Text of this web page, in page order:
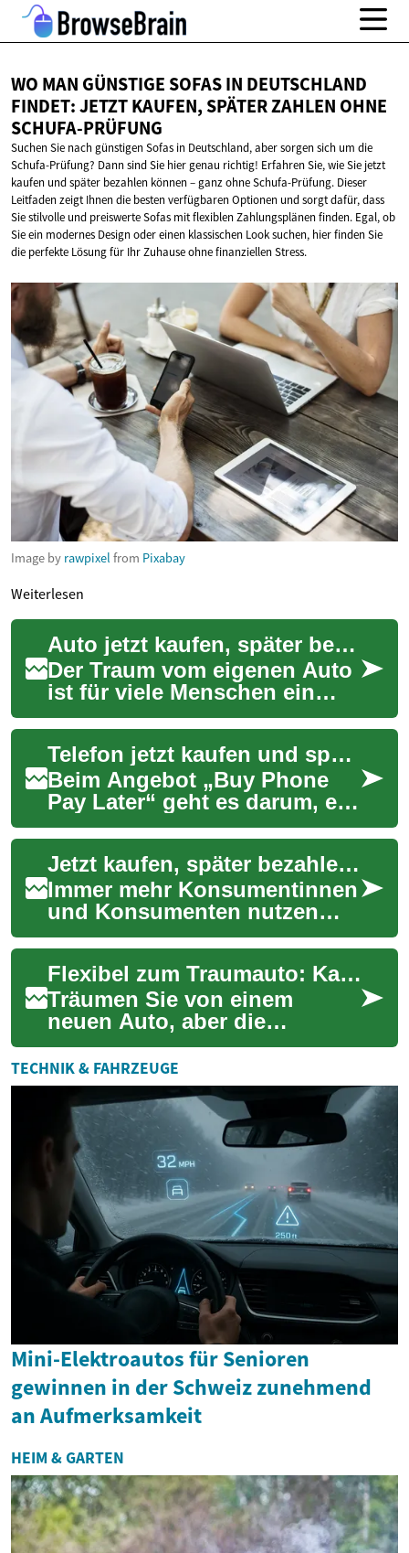
WO MAN GÜNSTIGE SOFAS IN DEUTSCHLAND
FINDET: JETZT KAUFEN, SPÄTER ZAHLEN OHNE
SCHUFA-PRÜFUNG
Suchen Sie nach günstigen Sofas in Deutschland, aber sorgen sich um die
Schufa-Prüfung? Dann sind Sie hier genau richtig! Erfahren Sie, wie Sie jetzt
kaufen und später bezahlen können – ganz ohne Schufa-Prüfung. Dieser
Leitfaden zeigt Ihnen die besten verfügbaren Optionen und sorgt dafür, dass
Sie stilvolle und preiswerte Sofas mit flexiblen Zahlungsplänen finden. Egal, ob
Sie ein modernes Design oder einen klassischen Look suchen, hier finden Sie
die perfekte Lösung für Ihr Zuhause ohne finanziellen Stress.
Image by rawpixel from Pixabay
Weiterlesen
Auto jetzt kaufen, später bezahlen: Flexibilität beim Autokauf
Der Traum vom eigenen Auto
ist für viele Menschen ein
wichtiger Schritt zur
persönlichen Mobilität und
Unabhängigkeit...
Telefon jetzt kaufen und später zahlen: Optionen und Fallstricke
Beim Angebot „Buy Phone
Pay Later“ geht es darum, ein
Smartphone sofort
mitzunehmen oder online zu
bestellen und die ...
Jetzt kaufen, später bezahlen: So funktioniert modernes Ratenkaufen
Immer mehr Konsumentinnen
und Konsumenten nutzen
das Prinzip „Jetzt kaufen,
später bezahlen“ als
Alternative zur klas...
Flexibel zum Traumauto: Kaufen Sie jetzt, zahlen Sie später
Träumen Sie von einem
neuen Auto, aber die
Finanzierung scheint eine
Herausforderung? Entdecken
Sie innovative 'Jetzt...
TECHNIK & FAHRZEUGE
Mini-Elektroautos für Senioren
gewinnen in der Schweiz zunehmend
an Aufmerksamkeit
HEIM & GARTEN